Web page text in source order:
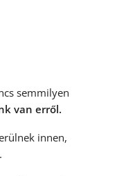
semmilyen
van erről.
innen,